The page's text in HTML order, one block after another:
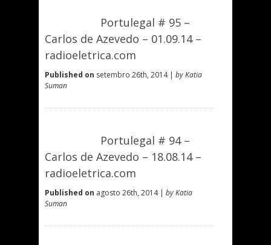
Portulegal # 95 –
Carlos de Azevedo – 01.09.14 –
radioeletrica.com
Published on setembro 26th, 2014 | by Katia
Suman
Portulegal # 94 –
Carlos de Azevedo – 18.08.14 –
radioeletrica.com
Published on agosto 26th, 2014 | by Katia
Suman